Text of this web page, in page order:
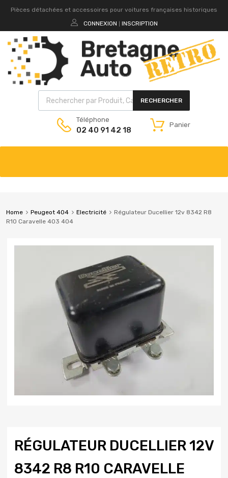
Pièces détachées et accessoires pour voitures françaises historiques
CONNEXION
INSCRIPTION
RECHERCHER
Téléphone
02 40 91 42 18
Panier
Home Peugeot 404 Electricité
Régulateur Ducellier 12v 8342 R8
R10 Caravelle 403 404
RÉGULATEUR DUCELLIER 12V
8342 R8 R10 CARAVELLE